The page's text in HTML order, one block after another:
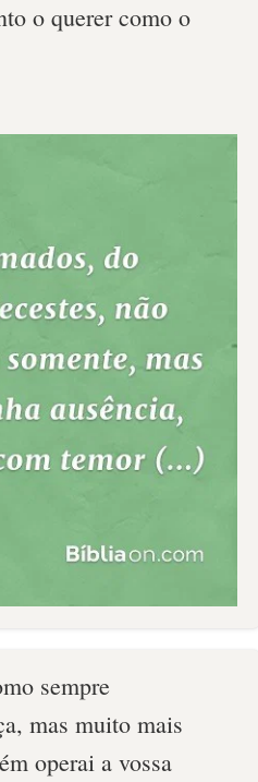
o querer como o
sempre
mas muito mais
operai a vossa